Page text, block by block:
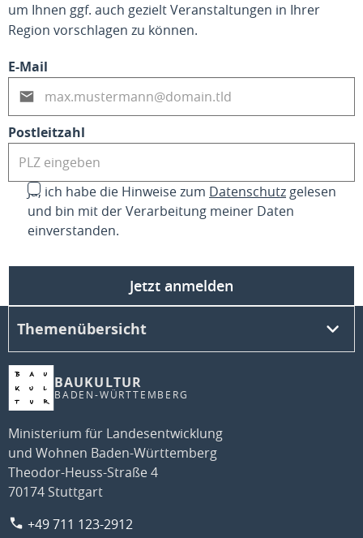
um Ihnen ggf. auch gezielt Veranstaltungen in Ihrer
Region vorschlagen zu können.
E-Mail
Postleitzahl
Ja, ich habe die Hinweise zum Datenschutzgelesen
und bin mit der Verarbeitung meiner Daten
einverstanden.
Jetzt anmelden
BAUKULTUR
BADEN-WÜRTTEMBERG
Ministerium für Landesentwicklung
und Wohnen Baden-Württemberg
Theodor-Heuss-Straße 4
70174 Stuttgart
+49 711 123-2912
Themenübersicht